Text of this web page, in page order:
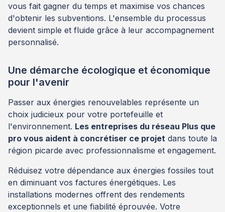
vous fait gagner du temps et maximise vos chances
d'obtenir les subventions. L'ensemble du processus
devient simple et fluide grâce à leur accompagnement
personnalisé.
Une démarche écologique et économique
pour l'avenir
Passer aux énergies renouvelables représente un
choix judicieux pour votre portefeuille et
l'environnement. Les entreprises du réseau Plus que
pro vous aident à concrétiser ce projet dans toute la
région picarde avec professionnalisme et engagement.
Réduisez votre dépendance aux énergies fossiles tout
en diminuant vos factures énergétiques. Les
installations modernes offrent des rendements
exceptionnels et une fiabilité éprouvée. Votre